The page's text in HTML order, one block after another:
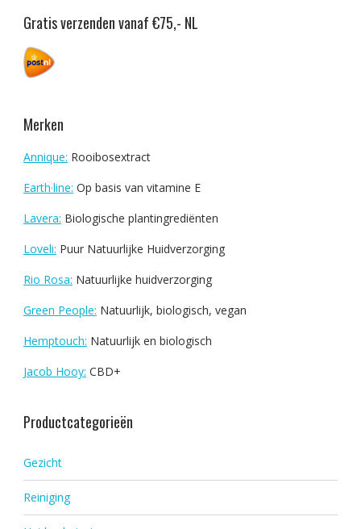
Gratis verzenden vanaf €75,- NL
Merken
Annique: Rooibosextract
Earth·line: Op basis van vitamine E
Lavera: Biologische plantingrediënten
Loveli: Puur Natuurlijke Huidverzorging
Rio Rosa: Natuurlijke huidverzorging
Green People: Natuurlijk, biologisch, vegan
Hemptouch: Natuurlijk en biologisch
Jacob Hooy: CBD+
Productcategorieën
Gezicht
Reiniging